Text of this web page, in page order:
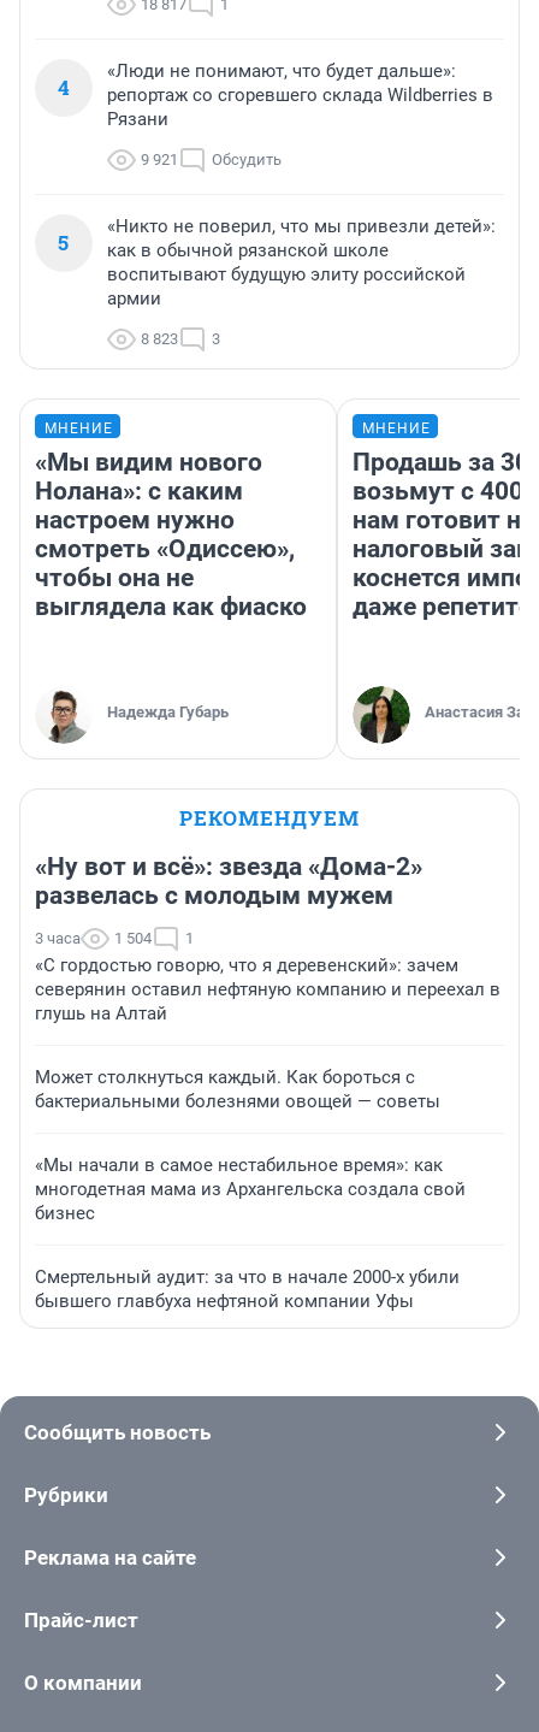
18 817 1
4
«Люди не понимают, что будет дальше»:
репортаж со сгоревшего склада Wildberries в
Рязани
9 921 Обсудить
5
«Никто не поверил, что мы привезли детей»:
как в обычной рязанской школе
воспитывают будущую элиту российской
армии
8 823 3
МНЕНИЕ
«Мы видим нового
Нолана»: с каким
настроем нужно
смотреть «Одиссею»,
чтобы она не
выглядела как фиаско
Надежда Губарь
МНЕНИЕ
Продашь за
возьмут с
нам готовит
налоговый
коснется
даже
Анастасия
РЕКОМЕНДУЕМ
«Ну вот и всё»: звезда «Дома-2»
развелась с молодым мужем
3 часа 1 504 1
«С гордостью говорю, что я деревенский»: зачем
северянин оставил нефтяную компанию и переехал в
глушь на Алтай
Может столкнуться каждый. Как бороться с
бактериальными болезнями овощей — советы
«Мы начали в самое нестабильное время»: как
многодетная мама из Архангельска создала свой
бизнес
Смертельный аудит: за что в начале 2000-х убили
бывшего главбуха нефтяной компании Уфы
Сообщить новость
Рубрики
Реклама на сайте
Прайс-лист
О компании